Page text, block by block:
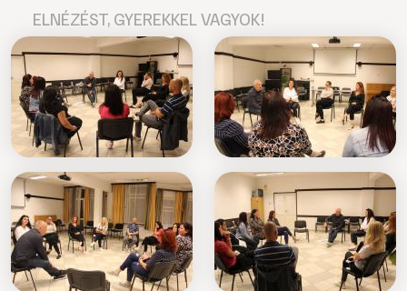
ELNÉZÉST, GYEREKKEL VAGYOK!